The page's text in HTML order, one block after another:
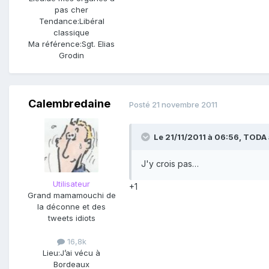
pas cher
Tendance:Libéral
classique
Ma référence:Sgt. Elias
Grodin
Calembredaine
Utilisateur
Grand mamamouchi de
la déconne et des
tweets idiots
16,8k
Lieu:J’ai vécu à
Bordeaux
Posté 21 novembre 2011
Le 21/11/2011 à 06:56, TODA
J'y crois pas…
+1